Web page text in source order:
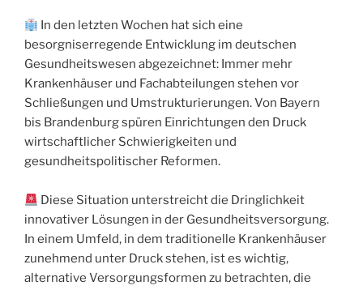
In den letzten Wochen hat sich eine
besorgniserregende Entwicklung im deutschen
Gesundheitswesen abgezeichnet: Immer mehr
Krankenhäuser und Fachabteilungen stehen vor
Schließungen und Umstrukturierungen. Von Bayern
bis Brandenburg spüren Einrichtungen den Druck
wirtschaftlicher Schwierigkeiten und
gesundheitspolitischer Reformen.
Diese Situation unterstreicht die Dringlichkeit
innovativer Lösungen in der Gesundheitsversorgung.
In einem Umfeld, in dem traditionelle Krankenhäuser
zunehmend unter Druck stehen, ist es wichtig,
alternative Versorgungsformen zu betrachten, die